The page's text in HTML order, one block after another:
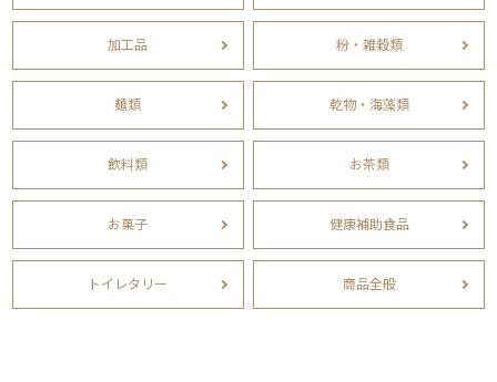
加工品 粉・雑穀類
麺類 乾物・海藻類
飲料類 お茶類
お菓子 健康補助食品
トイレタリー 商品全般